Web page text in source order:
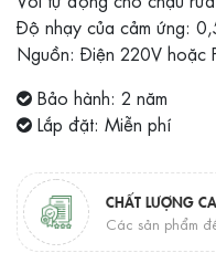
Độ nhạy của cảm ứng:
Nguồn: Điện 220V hoặc
Bảo hành: 2 năm
Lắp đặt: Miễn phí
CHẤT LƯỢNG
Các sản phẩm